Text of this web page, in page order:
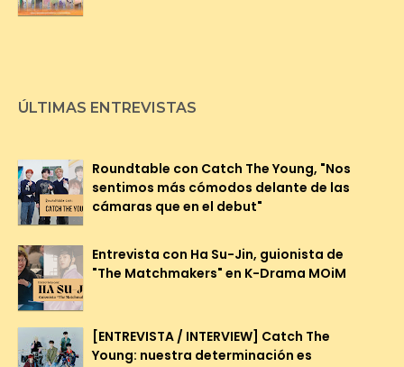
ÚLTIMAS ENTREVISTAS
Roundtable con Catch The Young, "Nos
sentimos más cómodos delante de las
cámaras que en el debut"
Entrevista con Ha Su-Jin, guionista de
"The Matchmakers" en K-Drama MOiM
[ENTREVISTA / INTERVIEW] Catch The
Young: nuestra determinación es